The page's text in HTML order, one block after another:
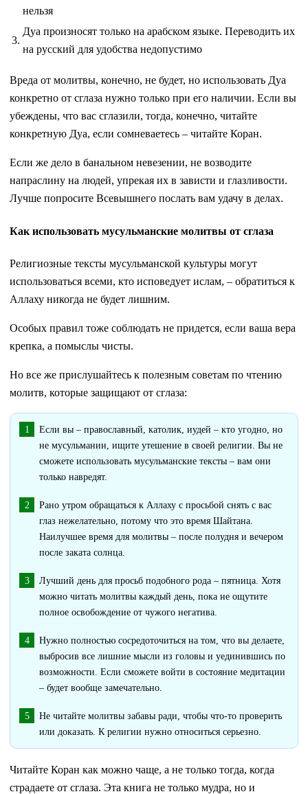
нельзя
3.
Дуа произносят только на арабском языке. Переводить их
на русский для удобства недопустимо
Вреда от молитвы, конечно, не будет, но использовать Дуа
конкретно от сглаза нужно только при его наличии. Если вы
убеждены, что вас сглазили, тогда, конечно, читайте
конкретную Дуа, если сомневаетесь – читайте Коран.
Если же дело в банальном невезении, не возводите
напраслину на людей, упрекая их в зависти и глазливости.
Лучше попросите Всевышнего послать вам удачу в делах.
Как использовать мусульманские молитвы от сглаза
Религиозные тексты мусульманской культуры могут
использоваться всеми, кто исповедует ислам, – обратиться к
Аллаху никогда не будет лишним.
Особых правил тоже соблюдать не придется, если ваша вера
крепка, а помыслы чисты.
Но все же прислушайтесь к полезным советам по чтению
молитв, которые защищают от сглаза:
Если вы – православный, католик, иудей – кто угодно, но
не мусульманин, ищите утешение в своей религии. Вы не
сможете использовать мусульманские тексты – вам они
только навредят.
Рано утром обращаться к Аллаху с просьбой снять с вас
глаз нежелательно, потому что это время Шайтана.
Наилучшее время для молитвы – после полудня и вечером
после заката солнца.
Лучший день для просьб подобного рода – пятница. Хотя
можно читать молитвы каждый день, пока не ощутите
полное освобождение от чужого негатива.
Нужно полностью сосредоточиться на том, что вы делаете,
выбросив все лишние мысли из головы и уединившись по
возможности. Если сможете войти в состояние медитации
– будет вообще замечательно.
Не читайте молитвы забавы ради, чтобы что-то проверить
или доказать. К религии нужно относиться серьезно.
Читайте Коран как можно чаще, а не только тогда, когда
страдаете от сглаза. Эта книга не только мудра, но и